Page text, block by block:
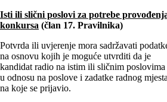
Isti ili slični poslovi za potrebe
konkursa (član 17. Pravilnika)
Potvrda ili uvjerenje mora sadržavati
na osnovu kojih je moguće utvrditi da je
kandidat radio na istim ili sličnim poslovima
u odnosu na poslove i zadatke radnog mjesta
na koje se prijavio.